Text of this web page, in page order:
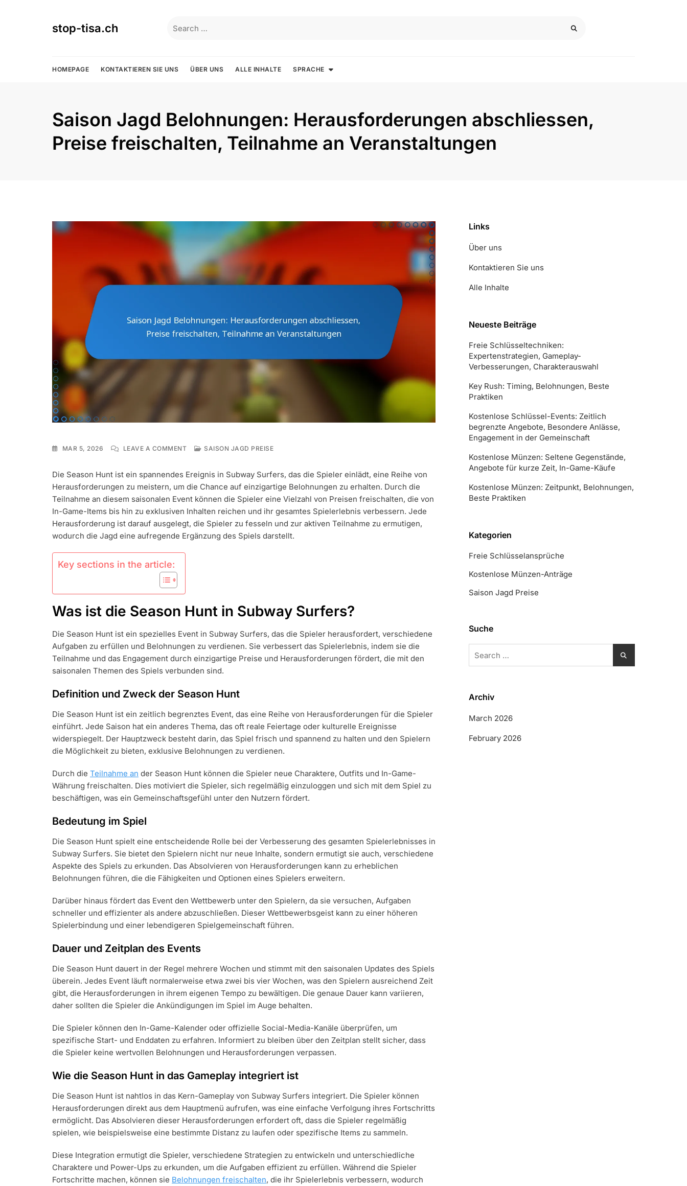
stop-tisa.ch
for:
HOMEPAGE KONTAKTIEREN SIE UNS ÜBER UNS ALLE INHALTE SPRACHE
Saison Jagd Belohnungen: Herausforderungen abschliessen,
Preise freischalten, Teilnahme an Veranstaltungen
MAR 5, 2026 LEAVE A COMMENTON
BELOHNUNGEN:
HERAUSFORDERUNGEN
ABSCHLIESSEN,
FREISCHALTEN,
TEILNAHME
AN
SAISON JAGD PREISE
Die Season Hunt ist ein spannendes Ereignis in Subway Surfers, das die Spieler einlädt, eine Reihe von
Herausforderungen zu meistern, um die Chance auf einzigartige Belohnungen zu erhalten. Durch die
Teilnahme an diesem saisonalen Event können die Spieler eine Vielzahl von Preisen freischalten, die von
In-Game-Items bis hin zu exklusiven Inhalten reichen und ihr gesamtes Spielerlebnis verbessern. Jede
Herausforderung ist darauf ausgelegt, die Spieler zu fesseln und zur aktiven Teilnahme zu ermutigen,
wodurch die Jagd eine aufregende Ergänzung des Spiels darstellt.
Key sections in the article:
Was ist die Season Hunt in Subway Surfers?
Die Season Hunt ist ein spezielles Event in Subway Surfers, das die Spieler herausfordert, verschiedene
Aufgaben zu erfüllen und Belohnungen zu verdienen. Sie verbessert das Spielerlebnis, indem sie die
Teilnahme und das Engagement durch einzigartige Preise und Herausforderungen fördert, die mit den
saisonalen Themen des Spiels verbunden sind.
Definition und Zweck der Season Hunt
Die Season Hunt ist ein zeitlich begrenztes Event, das eine Reihe von Herausforderungen für die Spieler
einführt. Jede Saison hat ein anderes Thema, das oft reale Feiertage oder kulturelle Ereignisse
widerspiegelt. Der Hauptzweck besteht darin, das Spiel frisch und spannend zu halten und den Spielern
die Möglichkeit zu bieten, exklusive Belohnungen zu verdienen.
Durch die Teilnahme an der Season Hunt können die Spieler neue Charaktere, Outfits und In-Game-
Währung freischalten. Dies motiviert die Spieler, sich regelmäßig einzuloggen und sich mit dem Spiel zu
beschäftigen, was ein Gemeinschaftsgefühl unter den Nutzern fördert.
Bedeutung im Spiel
Die Season Hunt spielt eine entscheidende Rolle bei der Verbesserung des gesamten Spielerlebnisses in
Subway Surfers. Sie bietet den Spielern nicht nur neue Inhalte, sondern ermutigt sie auch, verschiedene
Aspekte des Spiels zu erkunden. Das Absolvieren von Herausforderungen kann zu erheblichen
Belohnungen führen, die die Fähigkeiten und Optionen eines Spielers erweitern.
Darüber hinaus fördert das Event den Wettbewerb unter den Spielern, da sie versuchen, Aufgaben
schneller und effizienter als andere abzuschließen. Dieser Wettbewerbsgeist kann zu einer höheren
Spielerbindung und einer lebendigeren Spielgemeinschaft führen.
Dauer und Zeitplan des Events
Die Season Hunt dauert in der Regel mehrere Wochen und stimmt mit den saisonalen Updates des Spiels
überein. Jedes Event läuft normalerweise etwa zwei bis vier Wochen, was den Spielern ausreichend Zeit
gibt, die Herausforderungen in ihrem eigenen Tempo zu bewältigen. Die genaue Dauer kann variieren,
daher sollten die Spieler die Ankündigungen im Spiel im Auge behalten.
Die Spieler können den In-Game-Kalender oder offizielle Social-Media-Kanäle überprüfen, um
spezifische Start- und Enddaten zu erfahren. Informiert zu bleiben über den Zeitplan stellt sicher, dass
die Spieler keine wertvollen Belohnungen und Herausforderungen verpassen.
Wie die Season Hunt in das Gameplay integriert ist
Die Season Hunt ist nahtlos in das Kern-Gameplay von Subway Surfers integriert. Die Spieler können
Herausforderungen direkt aus dem Hauptmenü aufrufen, was eine einfache Verfolgung ihres Fortschritts
ermöglicht. Das Absolvieren dieser Herausforderungen erfordert oft, dass die Spieler regelmäßig
spielen, wie beispielsweise eine bestimmte Distanz zu laufen oder spezifische Items zu sammeln.
Diese Integration ermutigt die Spieler, verschiedene Strategien zu entwickeln und unterschiedliche
Charaktere und Power-Ups zu erkunden, um die Aufgaben effizient zu erfüllen. Während die Spieler
Fortschritte machen, können sie Belohnungen freischalten, die ihr Spielerlebnis verbessern, wodurch
Links
Über uns
Kontaktieren Sie uns
Alle Inhalte
Neueste Beiträge
Freie Schlüsseltechniken:
Expertenstrategien, Gameplay-
Verbesserungen, Charakterauswahl
Key Rush: Timing, Belohnungen, Beste
Praktiken
Kostenlose Schlüssel-Events: Zeitlich
begrenzte Angebote, Besondere Anlässe,
Engagement in der Gemeinschaft
Kostenlose Münzen: Seltene Gegenstände,
Angebote für kurze Zeit, In-Game-Käufe
Kostenlose Münzen: Zeitpunkt, Belohnungen,
Beste Praktiken
Kategorien
Freie Schlüsselansprüche
Kostenlose Münzen-Anträge
Saison Jagd Preise
Suche
for:
Archiv
March 2026
February 2026